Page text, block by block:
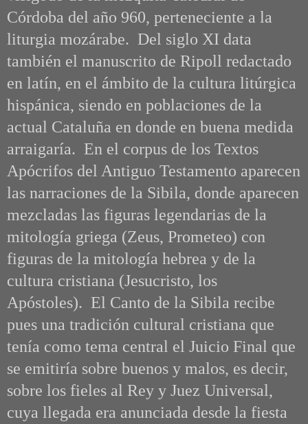
Córdoba del año 960, perteneciente a la
liturgia mozárabe. Del siglo XI data
también el manuscrito de Ripoll redactado
en latín, en el ámbito de la cultura litúrgica
hispánica, siendo en poblaciones de la
actual Cataluña en donde en buena medida
arraigaría. En el corpus de los Textos
Apócrifos del Antiguo Testamento aparecen
las narraciones de la Sibila, donde aparecen
mezcladas las figuras legendarias de la
mitología griega (Zeus, Prometeo) con
figuras de la mitología hebrea y de la
cultura cristiana (Jesucristo, los
Apóstoles). El Canto de la Sibila recibe
pues una tradición cultural cristiana que
tenía como tema central el Juicio Final que
se emitiría sobre buenos y malos, es decir,
sobre los fieles al Rey y Juez Universal,
cuya llegada era anunciada desde la fiesta